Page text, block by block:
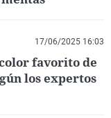
17/06/2025 16:03
favorito de
los expertos